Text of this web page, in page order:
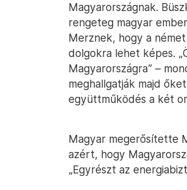
Magyarországnak.
rengeteg magyar
Merznek, hogy a
dolgokra lehet képes.
Magyarországra” –
meghallgatják majd
együttműködés a két
Magyar megerősítette
azért, hogy
„Egyrészt az